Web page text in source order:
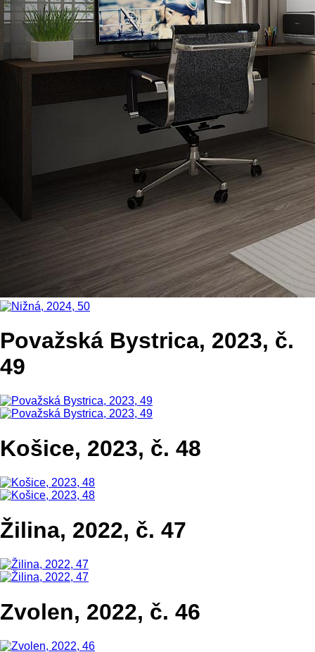
Považská Bystrica, 2023, č.
49
Košice, 2023, č. 48
Žilina, 2022, č. 47
Zvolen, 2022, č. 46